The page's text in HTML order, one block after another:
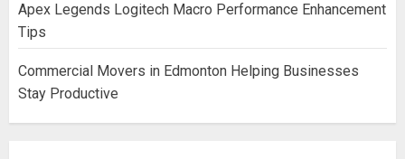
Apex Legends Logitech Macro Performance Enhancement
Tips
Commercial Movers in Edmonton Helping Businesses
Stay Productive